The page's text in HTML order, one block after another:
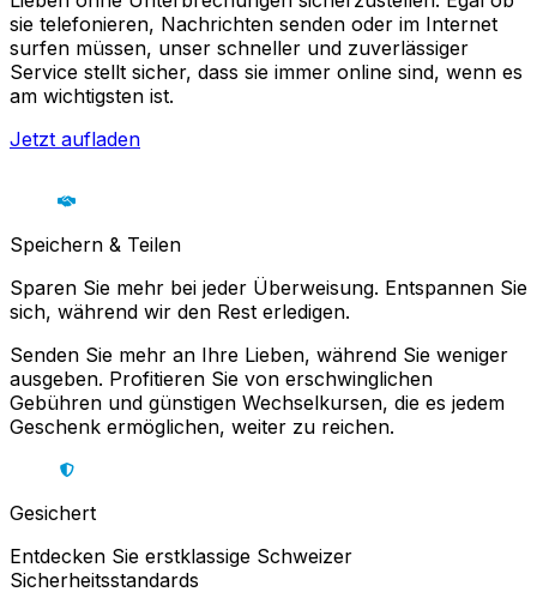
sie telefonieren, Nachrichten senden oder im Internet
surfen müssen, unser schneller und zuverlässiger
Service stellt sicher, dass sie immer online sind, wenn es
am wichtigsten ist.
Jetzt aufladen
Speichern & Teilen
Sparen Sie mehr bei jeder Überweisung. Entspannen Sie
sich, während wir den Rest erledigen.
Senden Sie mehr an Ihre Lieben, während Sie weniger
ausgeben. Profitieren Sie von erschwinglichen
Gebühren und günstigen Wechselkursen, die es jedem
Geschenk ermöglichen, weiter zu reichen.
Gesichert
Entdecken Sie erstklassige Schweizer
Sicherheitsstandards